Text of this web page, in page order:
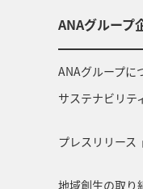
ANAグループ
ANAグループに
サステナビリテ
プレスリリース
地域創生の取り